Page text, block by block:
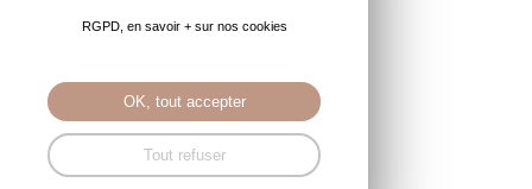
RGPD, en savoir + sur nos cookies
OK, tout accepter
Tout refuser